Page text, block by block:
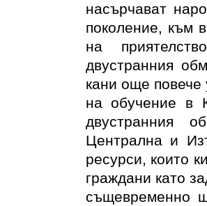
насърчават
поколение, към
на
двустранния
кани още
на обучение в
двустранния
Централна и
ресурси, които
граждани като
същевременно